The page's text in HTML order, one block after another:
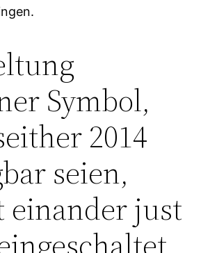
Symbol,
2014
seien,
just